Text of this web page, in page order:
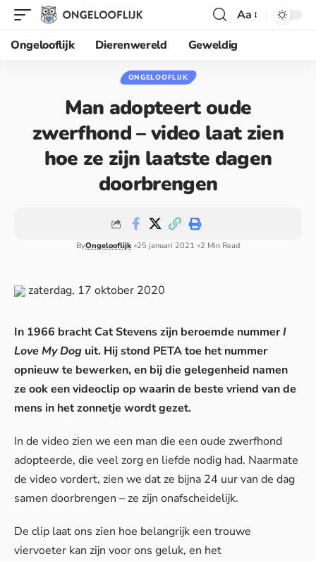
Aa
Ongelooflijk
Dierenwereld Geweldig
ONGELOOFLIJK
Man adopteert oude
zwerfhond – video laat zien
hoe ze zijn laatste dagen
doorbrengen
ByOngelooflijk 25 januari 2021 2 Min Read
zaterdag, 17 oktober 2020
In 1966 bracht Cat Stevens zijn beroemde nummerI
Love My Dog uit. Hij stond PETA toe het nummer
opnieuw te bewerken, en bij die gelegenheid namen
ze ook een videoclip op waarin de beste vriend van de
mens in het zonnetje wordt gezet.
In de video zien we een man die een oude zwerfhond
adopteerde, die veel zorg en liefde nodig had. Naarmate
de video vordert, zien we dat ze bijna 24 uur van de dag
samen doorbrengen – ze zijn onafscheidelijk.
De clip laat ons zien hoe belangrijk een trouwe
viervoeter kan zijn voor ons geluk, en het